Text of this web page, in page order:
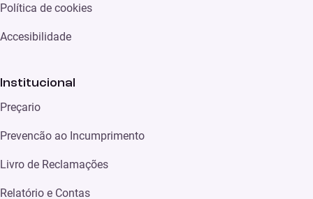
Política de cookies
Accesibilidade
Institucional
Preçario
Prevencão ao Incumprimento
Livro de Reclamações
Relatório e Contas